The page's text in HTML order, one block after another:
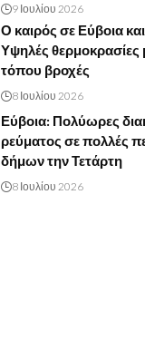
9 Ιουλίου 2026
Ο καιρός σε Εύβοια
Υψηλές θερμοκρασίες
τόπου βροχές
8 Ιουλίου 2026
Εύβοια: Πολύωρες
ρεύματος σε πολλές
δήμων την Τετάρτη
8 Ιουλίου 2026